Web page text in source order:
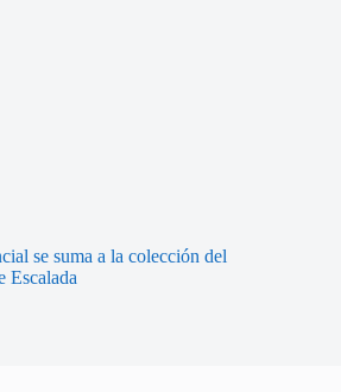
se suma a la colección del
Escalada